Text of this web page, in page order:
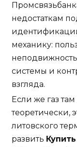
недостаткам
механику:
системы и
взгляда.
Если же газ там
теоретически,
литовского
развить